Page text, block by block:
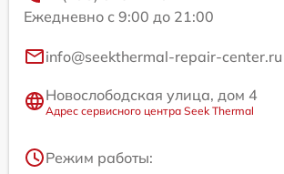
Ежедневно с 9:00 до 21:00
info@seekthermal-repair-center.ru
Новослободская улица, дом 4
Адрес сервисного центра Seek Thermal
Режим работы: